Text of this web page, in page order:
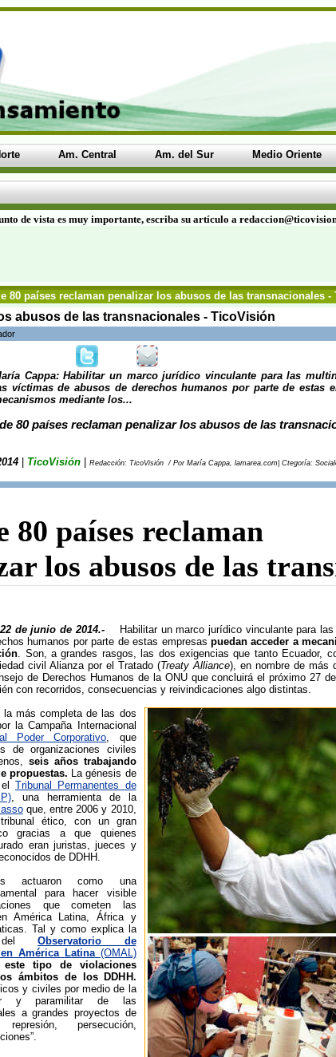
Am. Central Am. del Sur Medio Oriente
de vista es muy importante, escriba su artículo a
80 países reclaman penalizar los abusos de las transnacionales -
abusos de las transnacionales - TicoVisión
Cappa: Habilitar un marco jurídico vinculante para las
víctimas de abusos de derechos humanos por parte de estas
mediante los...
80 países reclaman penalizar los abusos de las
TicoVisión Redacción: TicoVisión / Por María Cappa, lamarea.com| Ctegoría:
80 países reclaman
los abusos de las
de junio de 2014.-Habilitar un marco jurídico vinculante para las
humanos por parte de estas empresas puedan acceder a
. Son, a grandes rasgos, las dos exigencias que tanto Ecuador,
civil Alianza por el Tratado (Treaty Alliance), en nombre de más
de Derechos Humanos de la ONU que concluirá el próximo 27
con recorridos, consecuencias y reivindicaciones algo distintas.
la más completa de las dos
la Campaña Internacional
Poder Corporativo, que
de organizaciones civiles
seis años trabajando
propuestas. La génesis de
Tribunal Permanentes de
, una herramienta de la
que, entre 2006 y 2010,
ético, con un gran
gracias a que quienes
eran juristas, jueces y
de DDHH.
actuaron como una
para hacer visible
que cometen las
América Latina, África y
Tal y como explica la
delObservatorio de
América Latina(OMAL)
este tipo de violaciones
ámbitos de los DDHH.
y civiles por medio de la
y paramilitar de las
a grandes proyectos de
represión, persecución,